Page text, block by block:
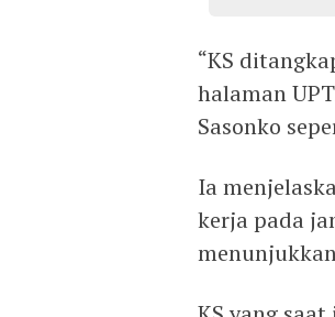
“KS
halaman
Sasonko
Ia
kerja pada